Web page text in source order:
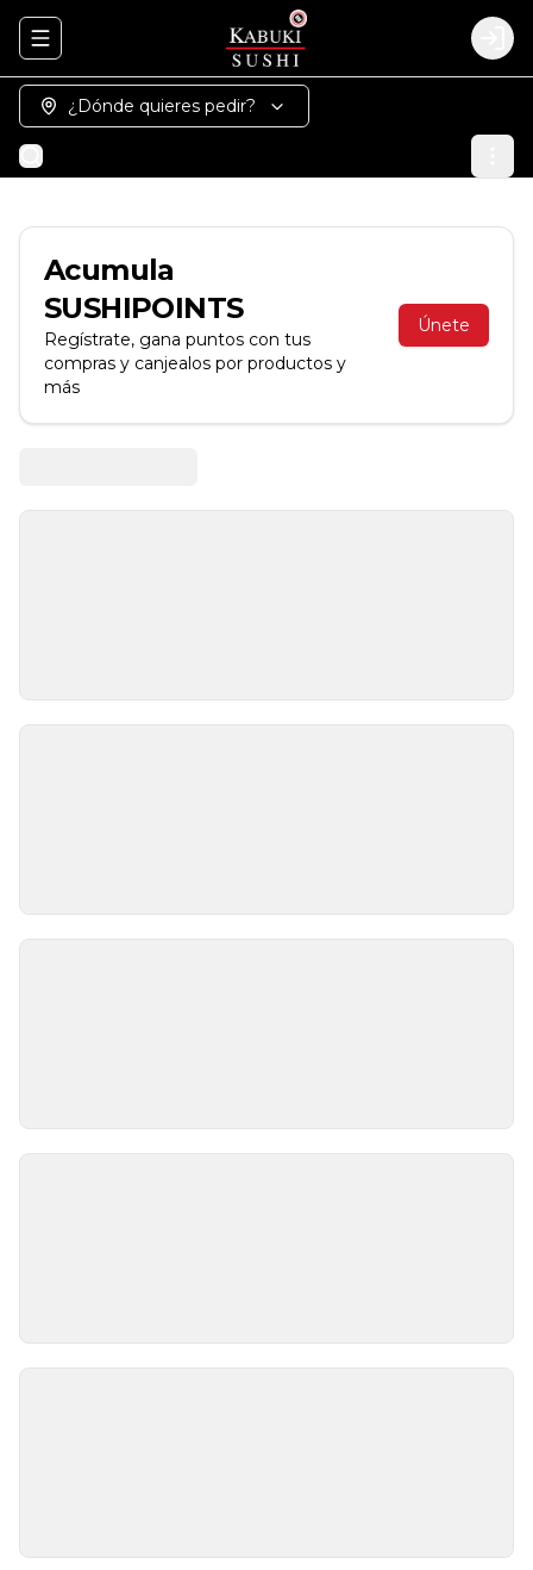
Abrir menu de navegación
¿Dónde quieres pedir?
Acumula
SUSHIPOINTS
Regístrate, gana puntos con tus
compras y canjealos por productos y
más
Únete